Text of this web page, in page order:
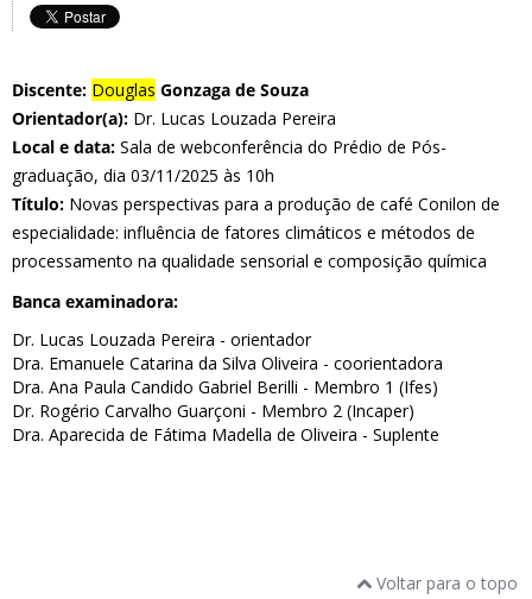
Discente: Douglas Gonzaga de Souza
Orientador(a): Dr. Lucas Louzada Pereira
Local e data: Sala de webconferência do Prédio de Pós-
graduação, dia 03/11/2025 às 10h
Título: Novas perspectivas para a produção de café Conilon de
especialidade: influência de fatores climáticos e métodos de
processamento na qualidade sensorial e composição química
Banca examinadora:
Dr. Lucas Louzada Pereira - orientador
Dra. Emanuele Catarina da Silva Oliveira - coorientadora
Dra. Ana Paula Candido Gabriel Berilli - Membro 1 (Ifes)
Dr. Rogério Carvalho Guarçoni - Membro 2 (Incaper)
Dra. Aparecida de Fátima Madella de Oliveira - Suplente
Voltar para o topo